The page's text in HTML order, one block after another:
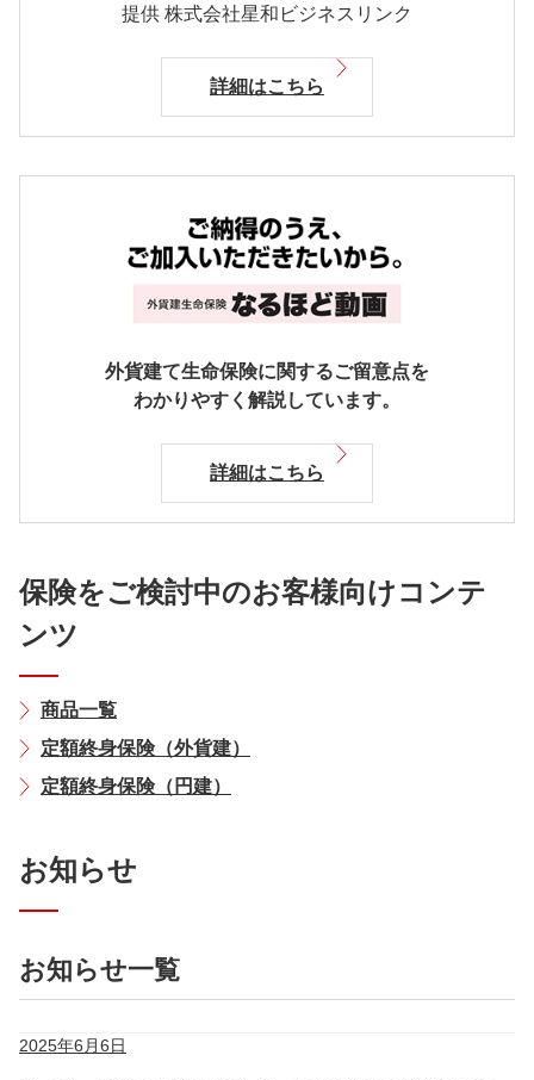
提供 株式会社星和ビジネスリンク
詳細はこちら
外貨建て生命保険に関するご留意点を
わかりやすく解説しています。
詳細はこちら
保険をご検討中のお客様向けコンテ
ンツ
商品一覧
定額終身保険（外貨建）
定額終身保険（円建）
お知らせ
お知らせ一覧
2025年6月6日